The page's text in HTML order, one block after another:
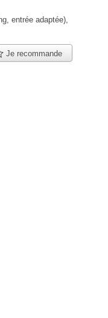
entrée adaptée),
Je recommande